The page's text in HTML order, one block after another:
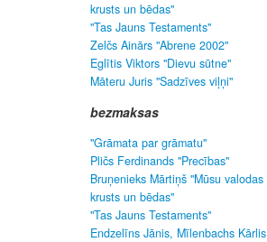
krusts un bēdas"
"Tas Jauns Testaments"
Zelčs Ainārs "Abrene 2002"
Eglītis Viktors "Dievu sūtne"
Māteru Juris "Sadzīves viļņi"
bezmaksas
"Grāmata par grāmatu"
Pličs Ferdinands "Precības"
Bruņenieks Mārtiņš "Mūsu valodas
krusts un bēdas"
"Tas Jauns Testaments"
Endzelīns Jānis, Mīlenbachs Kārlis